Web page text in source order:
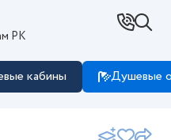
РК
кабины Душевые